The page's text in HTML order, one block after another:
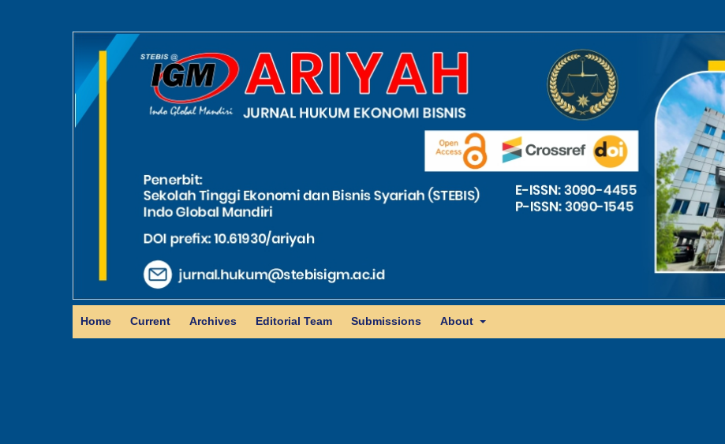
Home Current Archives Editorial Team Submissions About